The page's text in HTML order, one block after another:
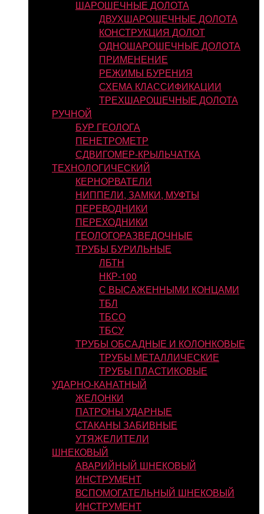
ШАРОШЕЧНЫЕ ДОЛОТА
ДВУХШАРОШЕЧНЫЕ ДОЛОТА
КОНСТРУКЦИЯ ДОЛОТ
ОДНОШАРОШЕЧНЫЕ ДОЛОТА
ПРИМЕНЕНИЕ
РЕЖИМЫ БУРЕНИЯ
СХЕМА КЛАССИФИКАЦИИ
ТРЕХШАРОШЕЧНЫЕ ДОЛОТА
РУЧНОЙ
БУР ГЕОЛОГА
ПЕНЕТРОМЕТР
СДВИГОМЕР-КРЫЛЬЧАТКА
ТЕХНОЛОГИЧЕСКИЙ
КЕРНОРВАТЕЛИ
НИППЕЛИ, ЗАМКИ, МУФТЫ
ПЕРЕВОДНИКИ
ПЕРЕХОДНИКИ
ГЕОЛОГОРАЗВЕДОЧНЫЕ
ТРУБЫ БУРИЛЬНЫЕ
ЛБТН
НКР-100
С ВЫСАЖЕННЫМИ КОНЦАМИ
ТБЛ
ТБСО
ТБСУ
ТРУБЫ ОБСАДНЫЕ И КОЛОНКОВЫЕ
ТРУБЫ МЕТАЛЛИЧЕСКИЕ
ТРУБЫ ПЛАСТИКОВЫЕ
УДАРНО-КАНАТНЫЙ
ЖЕЛОНКИ
ПАТРОНЫ УДАРНЫЕ
СТАКАНЫ ЗАБИВНЫЕ
УТЯЖЕЛИТЕЛИ
ШНЕКОВЫЙ
АВАРИЙНЫЙ ШНЕКОВЫЙ
ИНСТРУМЕНТ
ВСПОМОГАТЕЛЬНЫЙ ШНЕКОВЫЙ
ИНСТРУМЕНТ